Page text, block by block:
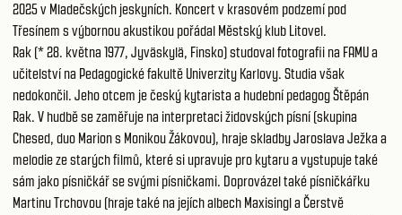
2025 v Mladečských jeskyních. Koncert v krasovém podzemí pod
Třesínem s výbornou akustikou pořádal Městský klub Litovel.
Rak (* 28. května 1977, Jyväskylä, Finsko) studoval fotografii na FAMU a
učitelství na Pedagogické fakultě Univerzity Karlovy. Studia však
nedokončil. Jeho otcem je český kytarista a hudební pedagog Štěpán
Rak. V hudbě se zaměřuje na interpretaci židovských písní (skupina
Chesed, duo Marion s Monikou Žákovou), hraje skladby Jaroslava Ježka a
melodie ze starých filmů, které si upravuje pro kytaru a vystupuje také
sám jako písničkář se svými písničkami. Doprovázel také písničkářku
Martinu Trchovou (hraje také na jejích albech Maxisingl a Čerstvě